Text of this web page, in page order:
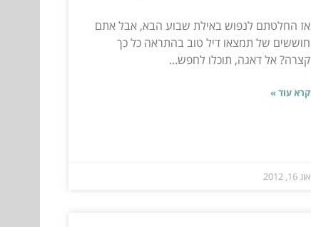
אז החלטתם לנפוש באילת שבוע הבא, אבל אתם
חוששים של תמצאו דיל טוב בהתראה כל כך
קצרה? אל דאגה, תוכלו לחפש...
קרא עוד »
אוג 16, 2012